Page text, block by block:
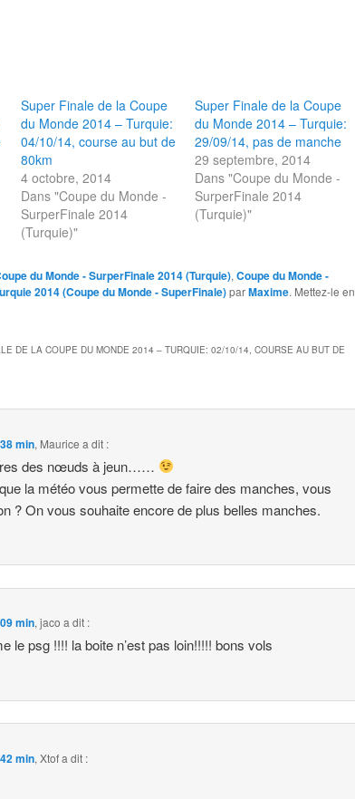
Super Finale de la Coupe
du Monde 2014 – Turquie:
04/10/14, course au but de
80km
4 octobre, 2014
Dans "Coupe du Monde -
SurperFinale 2014
(Turquie)"
Super Finale de la Coupe
du Monde 2014 – Turquie:
29/09/14, pas de manche
29 septembre, 2014
Dans "Coupe du Monde -
SurperFinale 2014
(Turquie)"
du Monde - SurperFinale 2014 (Turquie), Coupe du Monde -
2014 (Coupe du Monde - SuperFinale)parMaxime. Mettez-le en
DE LA COUPE DU MONDE 2014 – TURQUIE: 02/10/14, COURSE AU BUT DE
min, Maurice a dit :
des nœuds à jeun……
la météo vous permette de faire des manches, vous
? On vous souhaite encore de plus belles manches.
min,jaco a dit :
le psg !!!! la boite n’est pas loin!!!!! bons vols
min,Xtofa dit :